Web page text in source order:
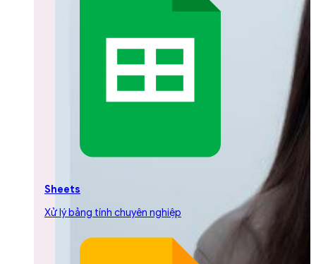
Sheets
Xử lý bảng tính chuyên nghiệp